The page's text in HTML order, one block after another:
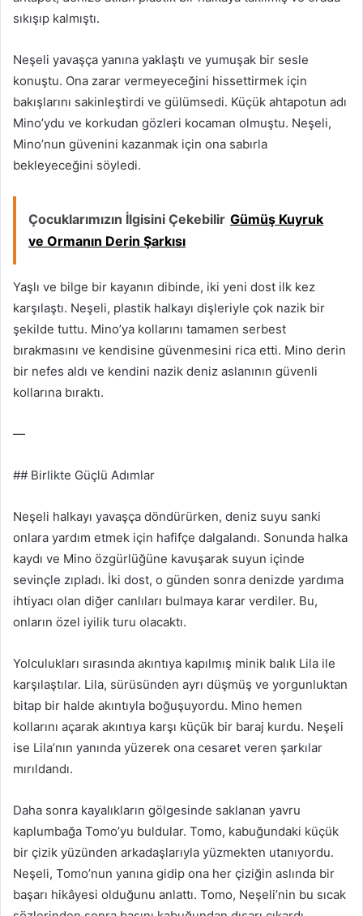
sıkışıp kalmıştı.
Neşeli yavaşça yanına yaklaştı ve yumuşak bir sesle
konuştu. Ona zarar vermeyeceğini hissettirmek için
bakışlarını sakinleştirdi ve gülümsedi. Küçük ahtapotun adı
Mino’ydu ve korkudan gözleri kocaman olmuştu. Neşeli,
Mino’nun güvenini kazanmak için ona sabırla
bekleyeceğini söyledi.
Çocuklarımızın İlgisini Çekebilir Gümüş Kuyruk
ve Ormanın Derin Şarkısı
Yaşlı ve bilge bir kayanın dibinde, iki yeni dost ilk kez
karşılaştı. Neşeli, plastik halkayı dişleriyle çok nazik bir
şekilde tuttu. Mino’ya kollarını tamamen serbest
bırakmasını ve kendisine güvenmesini rica etti. Mino derin
bir nefes aldı ve kendini nazik deniz aslanının güvenli
kollarına bıraktı.
—
## Birlikte Güçlü Adımlar
Neşeli halkayı yavaşça döndürürken, deniz suyu sanki
onlara yardım etmek için hafifçe dalgalandı. Sonunda halka
kaydı ve Mino özgürlüğüne kavuşarak suyun içinde
sevinçle zıpladı. İki dost, o günden sonra denizde yardıma
ihtiyacı olan diğer canlıları bulmaya karar verdiler. Bu,
onların özel iyilik turu olacaktı.
Yolculukları sırasında akıntıya kapılmış minik balık Lila ile
karşılaştılar. Lila, sürüsünden ayrı düşmüş ve yorgunluktan
bitap bir halde akıntıyla boğuşuyordu. Mino hemen
kollarını açarak akıntıya karşı küçük bir baraj kurdu. Neşeli
ise Lila’nın yanında yüzerek ona cesaret veren şarkılar
mırıldandı.
Daha sonra kayalıkların gölgesinde saklanan yavru
kaplumbağa Tomo’yu buldular. Tomo, kabuğundaki küçük
bir çizik yüzünden arkadaşlarıyla yüzmekten utanıyordu.
Neşeli, Tomo’nun yanına gidip ona her çiziğin aslında bir
başarı hikâyesi olduğunu anlattı. Tomo, Neşeli’nin bu sıcak